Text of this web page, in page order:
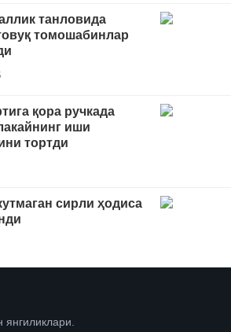
танловида
томошабинлар
қора ручкада
иши
тортди
сирли ҳодиса